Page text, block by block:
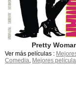
Pretty
Ver más películas :
Comedia Mejores